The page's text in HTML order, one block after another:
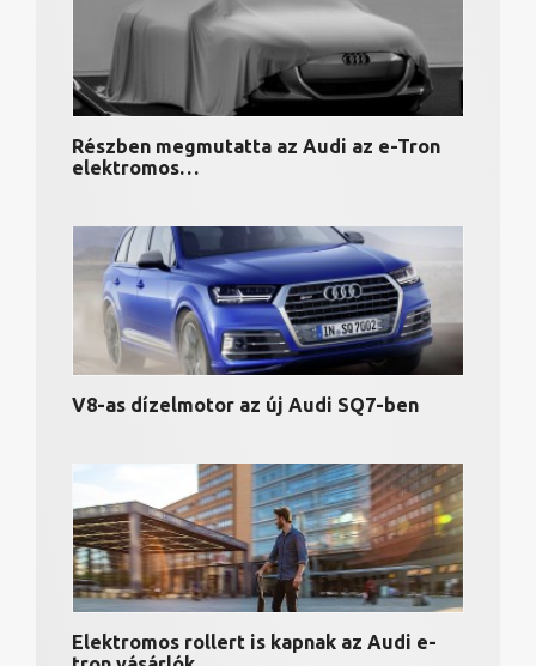
Részben megmutatta az Audi az e-Tron
elektromos…
V8-as dízelmotor az új Audi SQ7-ben
Elektromos rollert is kapnak az Audi e-